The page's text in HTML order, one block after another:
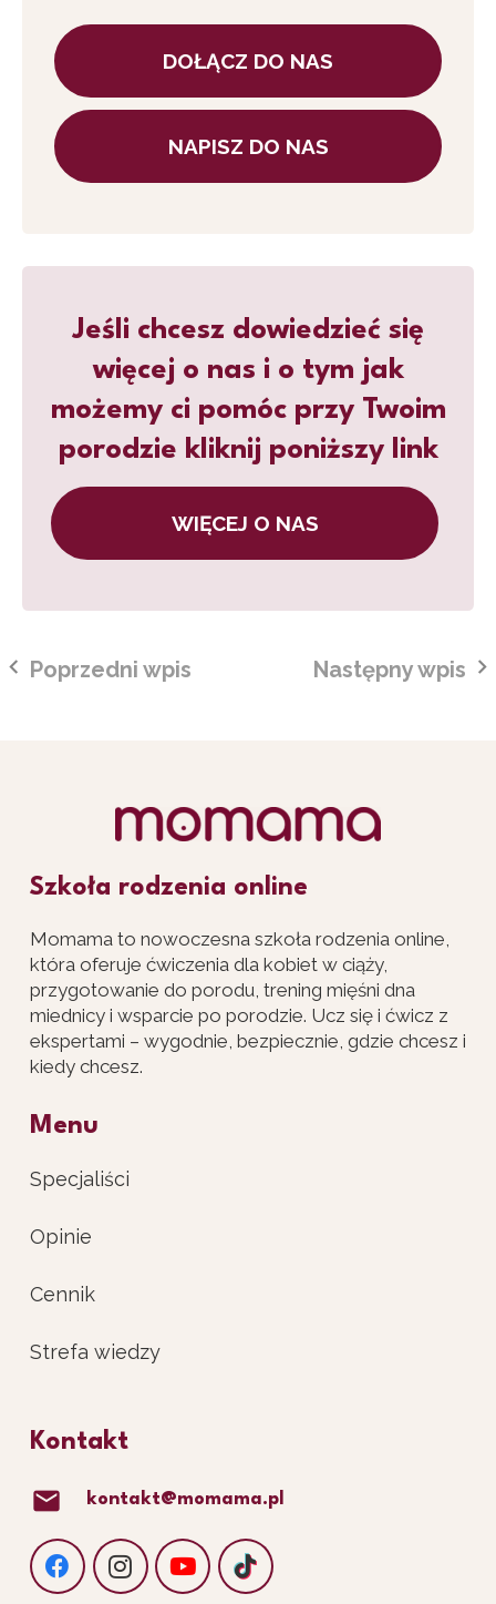
DOŁĄCZ DO NAS
NAPISZ DO NAS
Jeśli chcesz dowiedzieć się
więcej o nas i o tym jak
możemy ci pomóc przy Twoim
porodzie kliknij poniższy link
WIĘCEJ O NAS
Poprzedni wpis Następny wpis
Szkoła rodzenia online
Momama to nowoczesna szkoła rodzenia online,
która oferuje ćwiczenia dla kobiet w ciąży,
przygotowanie do porodu, trening mięśni dna
miednicy i wsparcie po porodzie. Ucz się i ćwicz z
ekspertami – wygodnie, bezpiecznie, gdzie chcesz i
kiedy chcesz.
Menu
Specjaliści
Opinie
Cennik
Strefa wiedzy
Kontakt
mail kontakt@momama.pl